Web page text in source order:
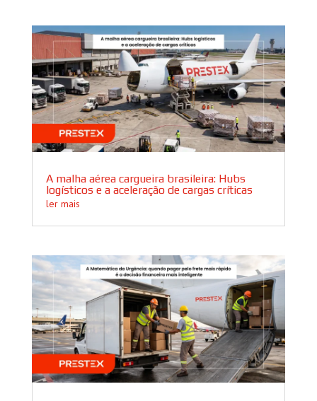
A malha aérea cargueira brasileira: Hubs
logísticos e a aceleração de cargas críticas
ler mais